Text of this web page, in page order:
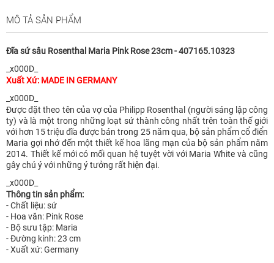
MÔ TẢ SẢN PHẨM
Đĩa sứ sâu Rosenthal Maria Pink Rose 23cm - 407165.10323
_x000D_
Xuất Xứ: MADE IN GERMANY
_x000D_
Được đặt theo tên của vợ của Philipp Rosenthal (người sáng lập công
ty) và là một trong những loạt sứ thành công nhất trên toàn thế giới
với hơn 15 triệu đĩa được bán trong 25 năm qua, bộ sản phẩm cổ điển
Maria gợi nhớ đến một thiết kế hoa lãng mạn của bộ sản phẩm năm
2014. Thiết kế mới có mối quan hệ tuyệt vời với Maria White và cũng
gây chú ý với những ý tưởng rất hiện đại.
_x000D_
Thông tin sản phẩm:
- Chất liệu: sứ
- Hoa văn: Pink Rose
- Bộ sưu tập: Maria
- Đường kính: 23 cm
- Xuất xứ: Germany